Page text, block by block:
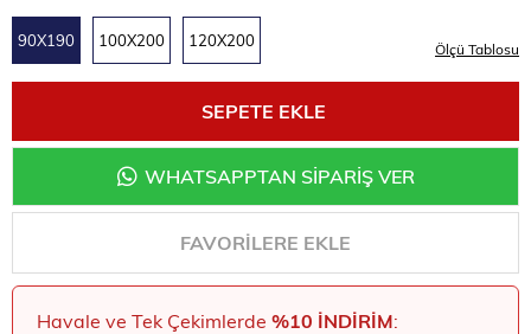
90X190 100X200 120X200
WHATSAPPTAN SİPARİŞ VER
FAVORILERE EKLE
Havale ve Tek Çekimlerde %10 İNDIRIM: